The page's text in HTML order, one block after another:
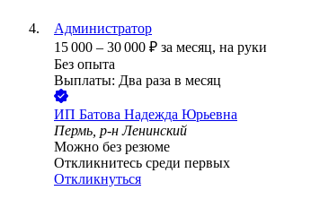
Администратор
15 000 – 30 000 ₽ за месяц, на руки
Без опыта
Выплаты: Два раза в месяц
ИП Батова Надежда Юрьевна
Пермь, р-н Ленинский
Можно без резюме
Откликнитесь среди первых
Откликнуться